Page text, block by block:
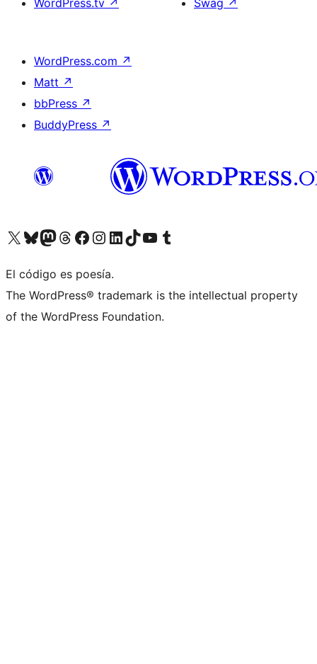
WordPress.tv ↗
Swag ↗
WordPress.com ↗
Matt ↗
bbPress ↗
BuddyPress ↗
Visita nuestra cuenta de X (anteriormente Twitter)
Visita nuestra cuenta de Bluesky
Visita nuestra cuenta de Mastodon
Visita nuestra cuenta de Threads
Visita nuestra página de Facebook
Visita nuestra cuenta de Instagram
Visita nuestra cuenta de LinkedIn
Visita nuestra cuenta de TikTok
Visita nuestro canal de YouTube
Visita nuestra cuenta de Tumblr
El código es poesía.
The WordPress® trademark is the intellectual property
of the WordPress Foundation.